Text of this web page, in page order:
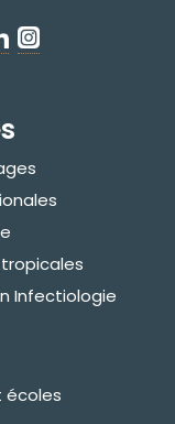
Infectiologie
écoles